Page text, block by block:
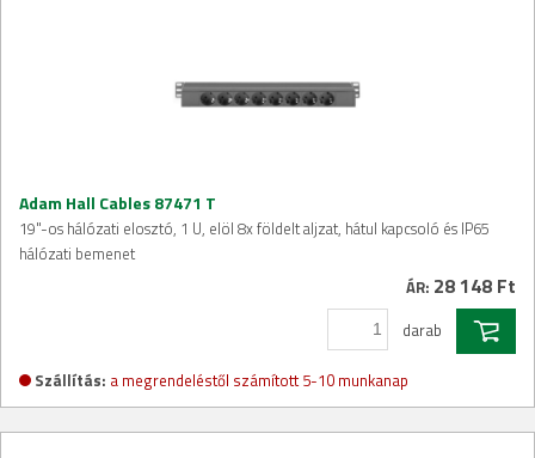
Adam Hall Cables 87471 T
19"-os hálózati elosztó, 1 U, elöl 8x földelt aljzat, hátul kapcsoló és IP65
hálózati bemenet
ÁR: 28 148 Ft
darab
Szállítás: a megrendeléstől számított 5-10 munkanap